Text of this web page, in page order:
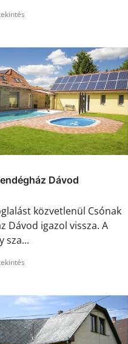
Dávod
közvetlenül Csónak
Dávod igazol vissza. A
sza...